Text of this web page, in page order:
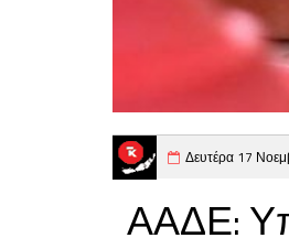
Δευτέρα 17
ΑΑΔΕ: